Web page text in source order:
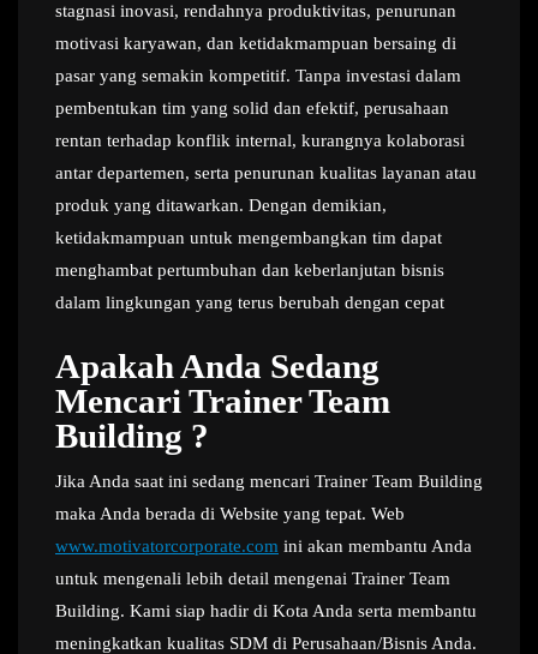
stagnasi inovasi, rendahnya produktivitas, penurunan
motivasi karyawan, dan ketidakmampuan bersaing di
pasar yang semakin kompetitif. Tanpa investasi dalam
pembentukan tim yang solid dan efektif, perusahaan
rentan terhadap konflik internal, kurangnya kolaborasi
antar departemen, serta penurunan kualitas layanan atau
produk yang ditawarkan. Dengan demikian,
ketidakmampuan untuk mengembangkan tim dapat
menghambat pertumbuhan dan keberlanjutan bisnis
dalam lingkungan yang terus berubah dengan cepat
Apakah Anda Sedang
Mencari Trainer Team
Building ?
Jika Anda saat ini sedang mencari Trainer Team Building
maka Anda berada di Website yang tepat. Web
www.motivatorcorporate.com ini akan membantu Anda
untuk mengenali lebih detail mengenai Trainer Team
Building. Kami siap hadir di Kota Anda serta membantu
meningkatkan kualitas SDM di Perusahaan/Bisnis Anda.